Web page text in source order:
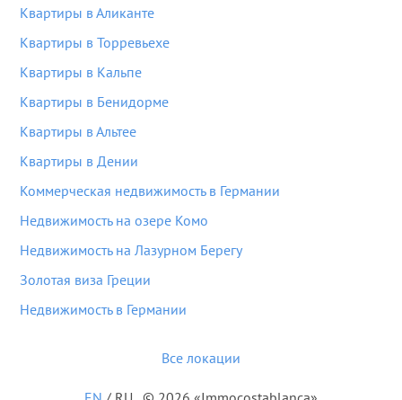
Квартиры в Аликанте
Квартиры в Торревьехе
Квартиры в Кальпе
Квартиры в Бенидорме
Квартиры в Альтее
Квартиры в Дении
Коммерческая недвижимость в Германии
Недвижимость на озере Комо
Недвижимость на Лазурном Берегу
Золотая виза Греции
Недвижимость в Германии
Все локации